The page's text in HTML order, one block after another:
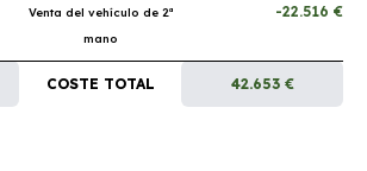
Venta del vehículo de 2ª
mano
-22.516 €
COSTE TOTAL 42.653 €